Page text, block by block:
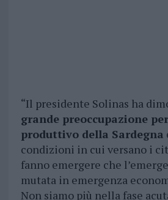
“Il presidente Solinas ha
grande preoccupazione
produttivo della Sardegna
condizioni in cui versano i
fanno emergere che
mutata in emergenza
Non siamo più nella fase